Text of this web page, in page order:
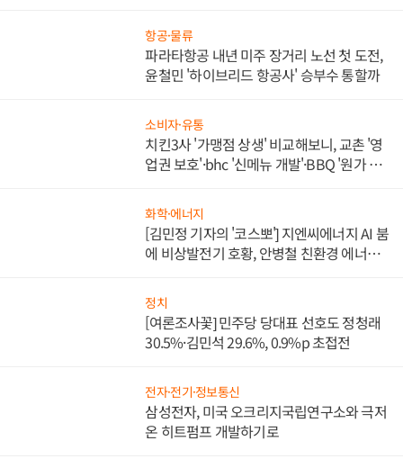
항공·물류
파라타항공 내년 미주 장거리 노선 첫 도전,
윤철민 '하이브리드 항공사' 승부수 통할까
소비자·유통
치킨3사 '가맹점 상생' 비교해보니, 교촌 '영
업권 보호'·bhc '신메뉴 개발'·BBQ '원가 부
화학·에너지
[김민정 기자의 '코스뽀'] 지엔씨에너지 AI 붐
에 비상발전기 호황, 안병철 친환경 에너지
정치
[여론조사꽃] 민주당 당대표 선호도 정청래
30.5%·김민석 29.6%, 0.9%p 초접전
전자·전기·정보통신
삼성전자, 미국 오크리지국립연구소와 극저
온 히트펌프 개발하기로